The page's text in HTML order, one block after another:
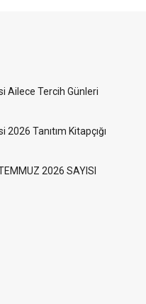
Ailece Tercih Günleri
Tanıtım Kitapçığı
2026 SAYISI